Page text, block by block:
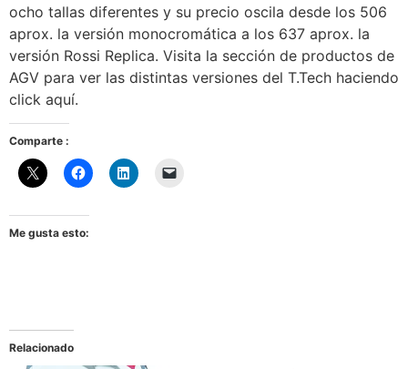
ocho tallas diferentes y su precio oscila desde los 506
aprox. la versión monocromática a los 637 aprox. la
versión Rossi Replica. Visita la sección de productos de
AGV para ver las distintas versiones del T.Tech haciendo
click aquí.
Comparte :
Me gusta esto:
Relacionado